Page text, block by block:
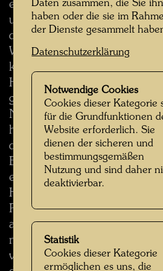
ein zweigeschossiges
unbekümmerter Verächter
den Hintergrund bildet.
Wer seinen Gehalt so heiter
kann auf ungewöhnliche
Hundertwasser hat die
gehandhabt wie die Bauern
Nordafrikas und des Balkans
hat aber schneller als diese
den Griff bekommen, ohne
Erstaunen des Webers Fritz
einer Gruppe junger Eleven
Hundertwassers Entwürfen
Riedl sagt von ihm, dass er
angeborene Beziehung zur
müsse, und er erinnert an
von Hundertwasser gewann:
Daten zusammen, die Sie
haben oder die sie im
der Dienste gesammelt
Datenschutzerklärung
Notwendige Cookies
Cookies dieser Kategorie
für die Grundfunktionen
Website erforderlich. Sie
dienen der sicheren und
bestimmungsgemäßen
Nutzung und sind daher
deaktivierbar.
Statistik
Cookies dieser Kategorie
ermöglichen es uns, die